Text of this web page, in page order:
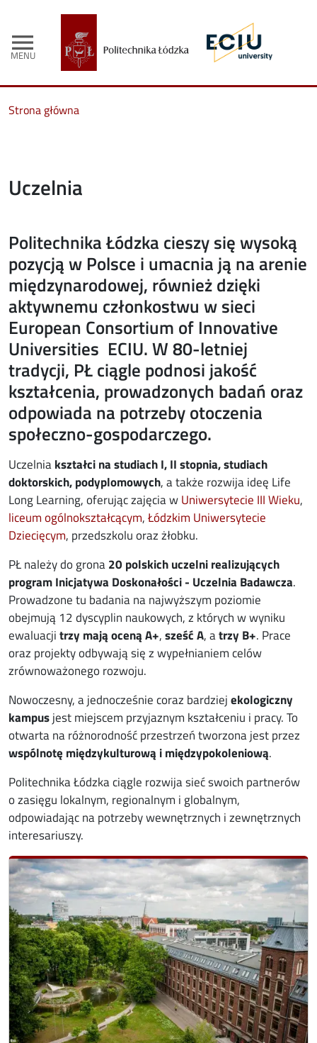
menu
MENU
Strona główna
Uczelnia
Politechnika Łódzka cieszy się wysoką
pozycją w Polsce i umacnia ją na arenie
międzynarodowej, również dzięki
aktywnemu członkostwu w sieci
European Consortium of Innovative
Universities ECIU. W 80-letniej
tradycji, PŁ ciągle podnosi jakość
kształcenia, prowadzonych badań oraz
odpowiada na potrzeby otoczenia
społeczno-gospodarczego.
Uczelniakształci na studiach I, II stopnia, studiach
doktorskich, podyplomowych, a także rozwija ideę Life
Long Learning, oferując zajęcia wUniwersytecie III Wieku,
liceum ogólnokształcącym,Łódzkim Uniwersytecie
Dziecięcym, przedszkolu oraz żłobku.
PŁ należy do grona20 polskich uczelni realizujących
program Inicjatywa Doskonałości - Uczelnia Badawcza.
Prowadzone tu badania na najwyższym poziomie
obejmują 12 dyscyplin naukowych, z których w wyniku
ewaluacjitrzy mają oceną A+,sześć A, atrzy B+. Prace
oraz projekty odbywają się z wypełnianiem celów
zrównoważonego rozwoju.
Nowoczesny, a jednocześnie coraz bardziejekologiczny
kampusjest miejscem przyjaznym kształceniu i pracy. To
otwarta na różnorodność przestrzeń tworzona jest przez
wspólnotę międzykulturową i międzypokoleniową.
Politechnika Łódzka ciągle rozwija sieć swoich partnerów
o zasięgu lokalnym, regionalnym i globalnym,
odpowiadając na potrzeby wewnętrznych i zewnętrznych
interesariuszy.